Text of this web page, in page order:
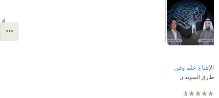
الإقناع علم وفن
طارق السويدان